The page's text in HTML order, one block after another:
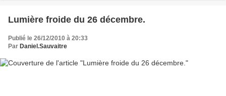
Lumière froide du 26 décembre.
Publié le 26/12/2010 à 20:33
Par Daniel.Sauvaitre